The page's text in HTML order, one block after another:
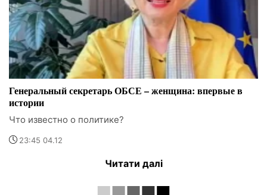
Генеральный секретарь ОБСЕ – женщина: впервые в
истории
Что известно о политике?
23:45 04.12
Читати далі